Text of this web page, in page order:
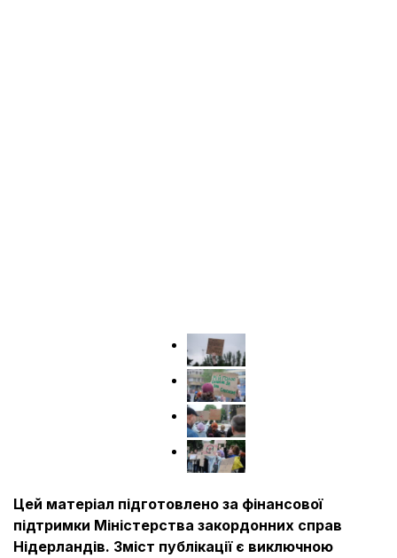
Цей матеріал підготовлено за фінансової
підтримки Міністерства закордонних справ
Нідерландів. Зміст публікації є виключною